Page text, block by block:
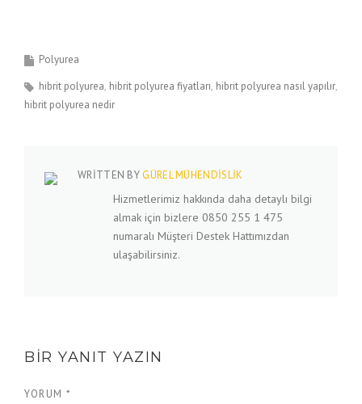
Polyurea
hibrit polyurea hibrit polyurea fiyatları hibrit polyurea nasıl yapılır
hibrit polyurea nedir
WRITTEN BYGÜREL MÜHENDISLIK
Hizmetlerimiz hakkında daha detaylı bilgi
almak için bizlere 0850 255 1 475
numaralı Müşteri Destek Hattımızdan
ulaşabilirsiniz.
BIR YANIT YAZIN
YORUM *